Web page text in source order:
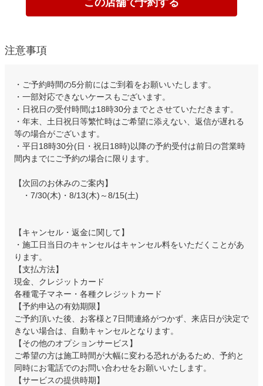
注意事項
・ご予約時間の5分前にはご到着をお願いいたします。
・一部対応できないケースもございます。
・日祝日の受付時間は18時30分までとさせていただきます。
・年末、土日祝日等繁忙時はご希望に添えない、返信が遅れる
等の場合がございます。
・平日18時30分(日・祝日18時)以降の予約受付は前日の営業時
間内までにご予約の場合に限ります。
【次回のお休みのご案内】
・7/30(木)・8/13(木)～8/15(土)
【キャンセル・返金に関して】
・施工日当日のキャンセルはキャンセル料をいただくことがあ
ります。
【支払方法】
現金、クレジットカード
各種電子マネー・各種クレジットカード
【予約申込の有効期限】
ご予約頂いた後、お客様と7日間連絡がつかず、来店日が決定で
きない場合は、自動キャンセルとなります。
【その他のオプションサービス】
ご希望の方は施工時間が大幅に変わる恐れがあるため、予約と
同時にお電話でのお問い合わせをお願いいたします。
【サービスの提供時期】